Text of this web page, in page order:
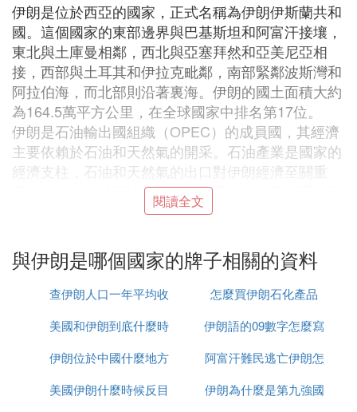
伊朗是位於西亞的國家，正式名稱為伊朗伊斯蘭共和
國。這個國家的東部邊界與巴基斯坦和阿富汗接壤，
東北與土庫曼相鄰，西北與亞塞拜然和亞美尼亞相
接，西部與土耳其和伊拉克毗鄰，南部緊鄰波斯灣和
阿拉伯海，而北部則沿著裏海。伊朗的國土面積大約
為164.5萬平方公里，在全球國家中排名第17位。
伊朗是石油輸出國組織（OPEC）的成員國，其經濟
主要依賴於石油和天然氣的開采。石油產業是國家的
經濟支柱，石油和天然氣的出口對伊朗經濟至關重
要。伊朗在全球石油生產能力和石油出口量方面分別
炭資源。截至2019年底，伊朗已探明的石油儲量達到
1580億桶，在全球排名第四。其天然氣已探明儲量為
33.9萬億立方米，位居世界第二。除了這些，伊朗還
明的礦山數量超過3800處，礦藏儲量總計約270億
噸。例如，鐵礦儲量約為47億噸，銅礦儲量約30億噸
（佔全球儲量的5%，位居世界第三），鋅礦儲量約
2.3億噸（位居世界首位），以及鉻礦儲量約2000萬
閱讀全文
與伊朗是哪個國家的牌子相關的資料
查伊朗人口一年平均收
入多少
怎麼買伊朗石化產品
美國和伊朗到底什麼時
候打
伊朗語的09數字怎麼寫
伊朗位於中國什麼地方
阿富汗難民逃亡伊朗怎
麼辦
美國伊朗什麼時候反目
伊朗為什麼是第九強國